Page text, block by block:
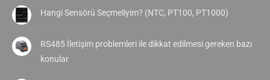
Hangi Sensörü Seçmeliyim? (NTC, PT100, PT1000)
RS485 İletişim problemleri ile dikkat edilmesi gereken bazı
konular